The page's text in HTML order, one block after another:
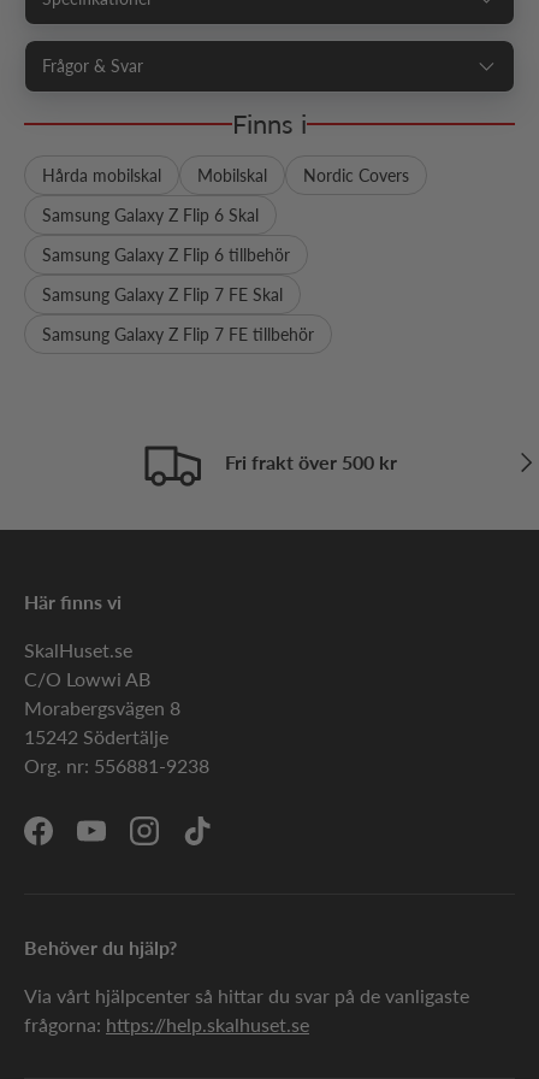
Frågor & Svar
Finns i
Hårda mobilskal Mobilskal
Nordic Covers
Samsung Galaxy Z Flip 6 Skal
Samsung Galaxy Z Flip 6 tillbehör
Samsung Galaxy Z Flip 7 FE Skal
Samsung Galaxy Z Flip 7 FE tillbehör
Fri frakt över 500 kr
Här finns vi
SkalHuset.se
C/O Lowwi AB
Morabergsvägen 8
15242 Södertälje
Org. nr: 556881-9238
FacebookYouTubeInstagramTikTok
Behöver du hjälp?
Via vårt hjälpcenter så hittar du svar på de vanligaste
frågorna: https://help.skalhuset.se